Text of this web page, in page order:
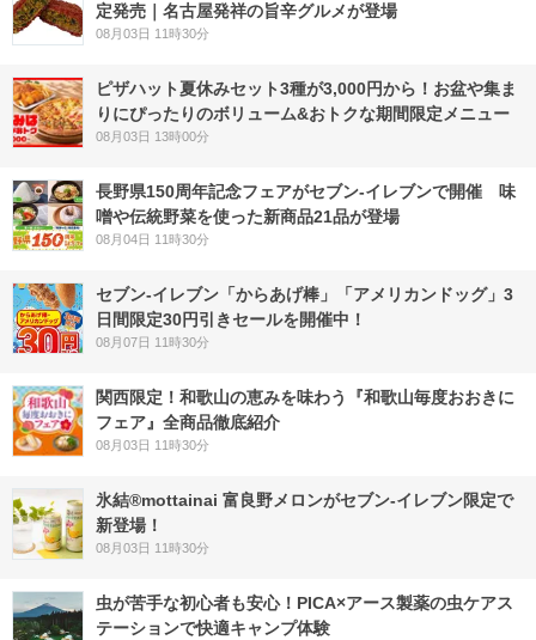
定発売｜名古屋発祥の旨辛グルメが登場
08月03日 11時30分
ピザハット夏休みセット3種が3,000円から！お盆や集ま
りにぴったりのボリューム&おトクな期間限定メニュー
08月03日 13時00分
長野県150周年記念フェアがセブン-イレブンで開催 味
噌や伝統野菜を使った新商品21品が登場
08月04日 11時30分
セブン‐イレブン「からあげ棒」「アメリカンドッグ」3
日間限定30円引きセールを開催中！
08月07日 11時30分
関西限定！和歌山の恵みを味わう『和歌山毎度おおきに
フェア』全商品徹底紹介
08月03日 11時30分
氷結®mottainai 富良野メロンがセブン‐イレブン限定で
新登場！
08月03日 11時30分
虫が苦手な初心者も安心！PICA×アース製薬の虫ケアス
テーションで快適キャンプ体験